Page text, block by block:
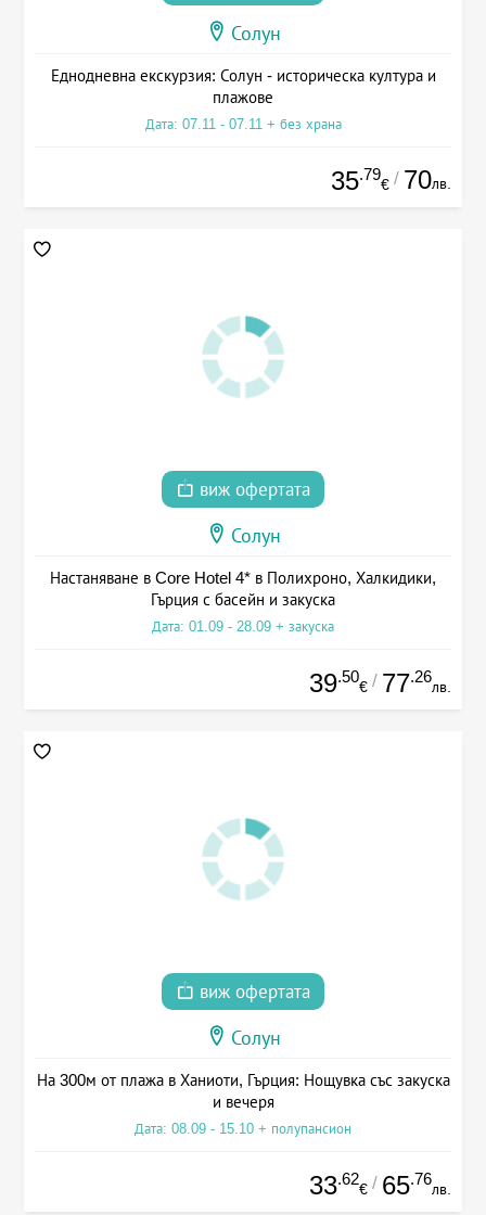
Солун
Еднодневна екскурзия: Солун - историческа култура и
плажове
Дата: 07.11 - 07.11 + без храна
35.79
€ / 70лв.
виж офертата
Солун
Настаняване в Core Hotel 4* в Полихроно, Халкидики,
Гърция с басейн и закуска
Дата: 01.09 - 28.09 + закуска
39.50
€ / 77.26
лв.
виж офертата
Солун
На 300м от плажа в Ханиоти, Гърция: Нощувка със закуска
и вечеря
Дата: 08.09 - 15.10 + полупансион
33.62
€ / 65.76
лв.